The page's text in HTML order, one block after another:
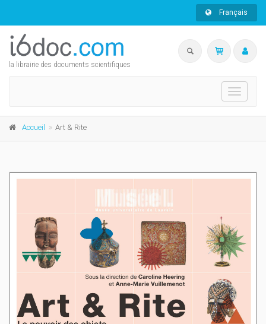
Français
la librairie des documents scientifiques
Toggle
Accueil Art & Rite